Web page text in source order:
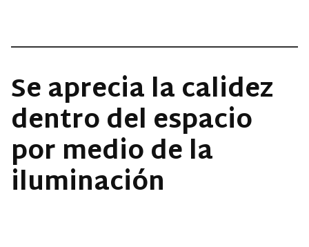
Se aprecia la calidez
dentro del espacio
por medio de la
iluminación